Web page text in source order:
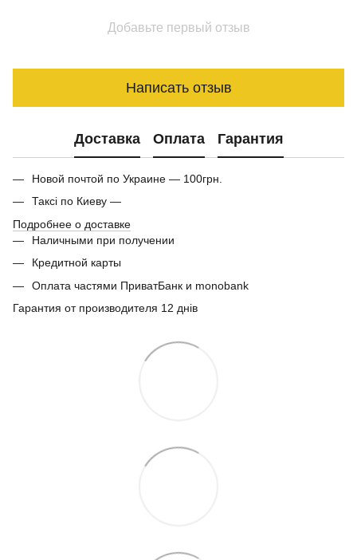
Добавьте первый отзыв
Написать отзыв
Доставка Оплата Гарантия
Новой почтой по Украине — 100грн.
Таксі по Киеву —
Подробнее о доставке
Наличными при получении
Кредитной карты
Оплата частями ПриватБанк и monobank
Гарантия от производителя 12 днів